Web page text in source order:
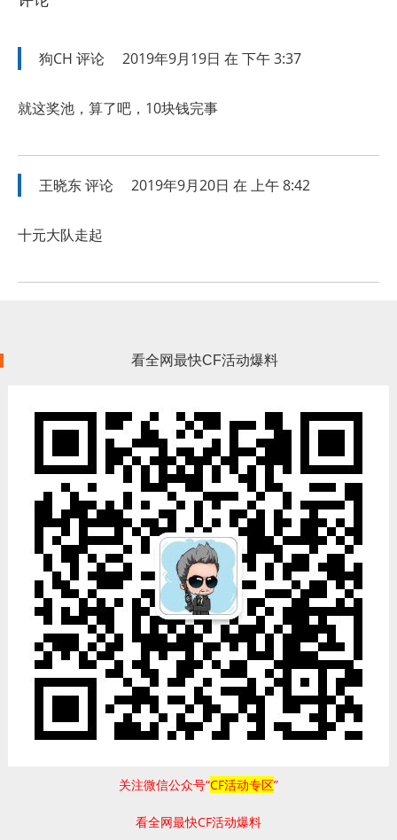
狗CH 评论 2019年9月19日 在 下午 3:37
就这奖池，算了吧，10块钱完事
王晓东评论 2019年9月20日 在 上午 8:42
十元大队走起
看全网最快CF活动爆料
关注微信公众号“CF活动专区”
看全网最快CF活动爆料